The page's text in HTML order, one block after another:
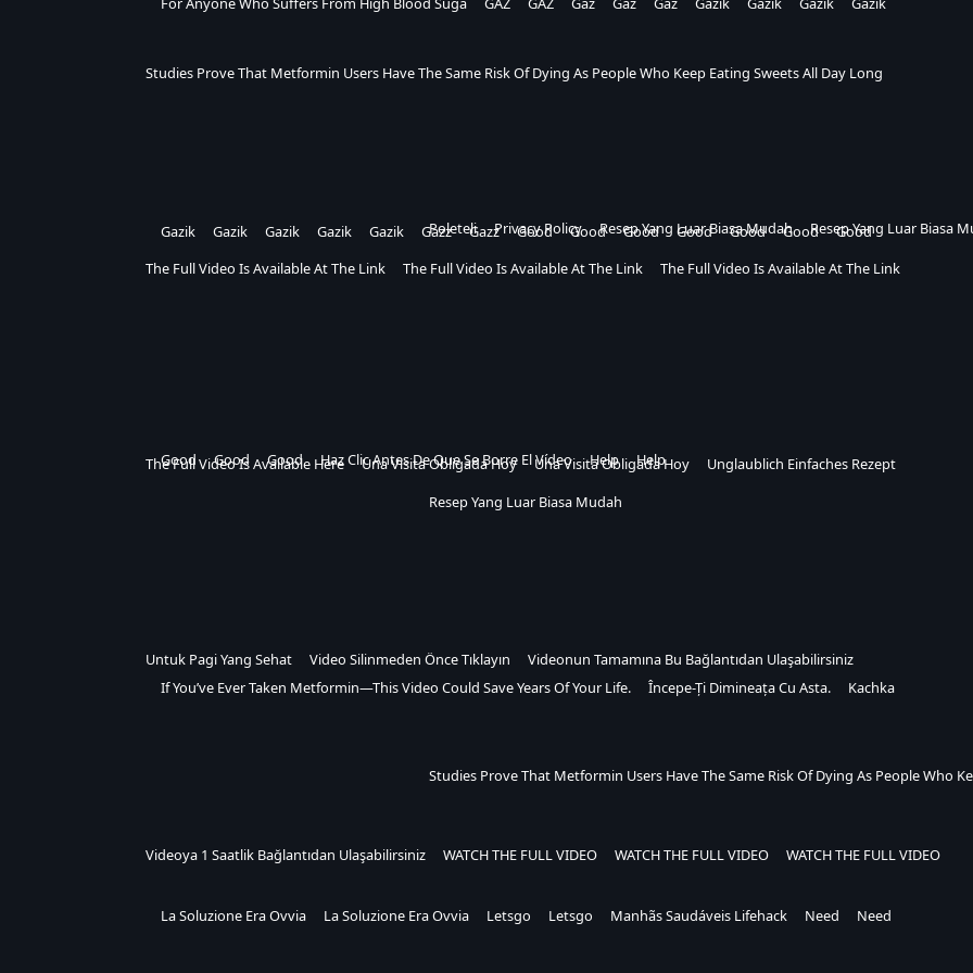
Poleteli Privacy Policy Resep Yang Luar Biasa Mudah Resep Yang Luar Biasa
Resep Yang Luar Biasa Mudah
Studies Prove That Metformin Users Have The Same Risk Of Dying As People Who
Studies Prove That Metformin Users Have The Same Risk Of Dying As People Who Keep Eating Sweets All Day Long
The Full Video Is Available At The Link The Full Video Is Available At The Link The Full Video Is Available At The Link
The Full Video Is Available Here Una Visita Obligada Hoy Una Visita Obligada Hoy Unglaublich Einfaches Rezept
Untuk Pagi Yang Sehat Video Silinmeden Önce Tıklayın Videonun Tamamına Bu Bağlantıdan Ulaşabilirsiniz
Videoya 1 Saatlik Bağlantıdan Ulaşabilirsiniz WATCH THE FULL VIDEO WATCH THE FULL VIDEO WATCH THE FULL VIDEO
Gazik Gazik Gazik Gazik Gazik Gazz Gazz Good Good Good Good Good Good Good
Good Good Good Haz Clic Antes De Que Se Borre El Vídeo Help Help
If You’ve Ever Taken Metformin—This Video Could Save Years Of Your Life. Începe-Ți Dimineața Cu Asta. Kachka
La Soluzione Era Ovvia La Soluzione Era Ovvia Letsgo Letsgo Manhãs Saudáveis Lifehack Need Need